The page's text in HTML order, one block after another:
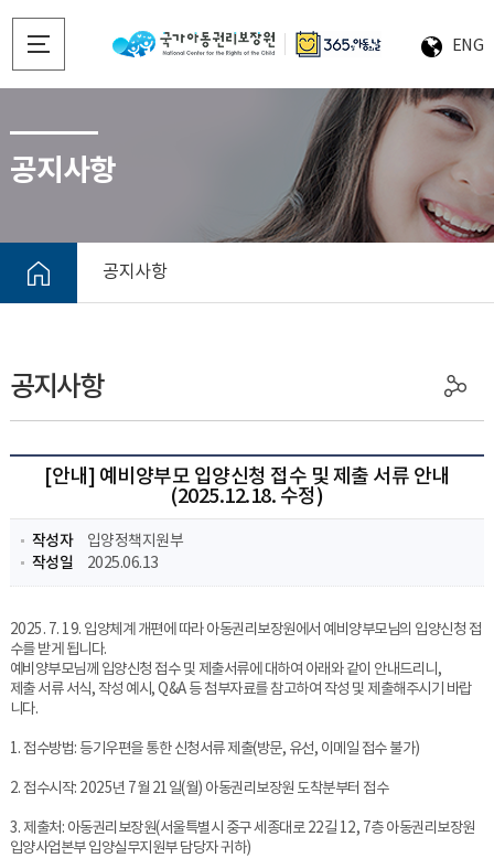
ENG
공지사항
공지사항
공지사항
[안내] 예비양부모 입양신청 접수 및 제출 서류 안내
(2025.12.18. 수정)
작성자 입양정책지원부
작성일 2025.06.13
2025. 7. 19. 입양체계 개편에 따라 아동권리보장원에서 예비양부모님의 입양신청 접
수를 받게 됩니다.
예비양부모님께 입양신청 접수 및 제출서류에 대하여 아래와 같이 안내드리니,
제출 서류 서식, 작성 예시, Q&A 등 첨부자료를 참고하여 작성 및 제출해주시기 바랍
니다.
1. 접수방법: 등기우편을 통한 신청서류 제출(방문, 유선, 이메일 접수 불가)
2. 접수시작: 2025년 7월 21일(월) 아동권리보장원 도착분부터 접수
3. 제출처: 아동권리보장원(서울특별시 중구 세종대로 22길 12, 7층 아동권리보장원
입양사업본부 입양실무지원부 담당자 귀하)